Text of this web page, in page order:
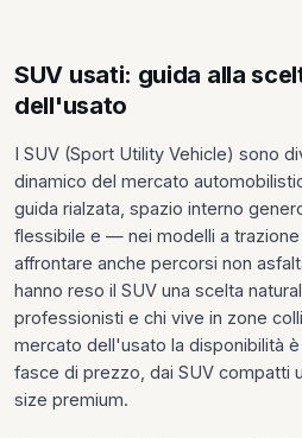
SUV usati: guida alla
dell'usato
I SUV (Sport Utility Vehicle) sono
dinamico del mercato
guida rialzata, spazio interno
flessibile e — nei modelli a
affrontare anche percorsi non
hanno reso il SUV una scelta
professionisti e chi vive in zone
mercato dell'usato la disponibilità
fasce di prezzo, dai SUV compatti
size premium.